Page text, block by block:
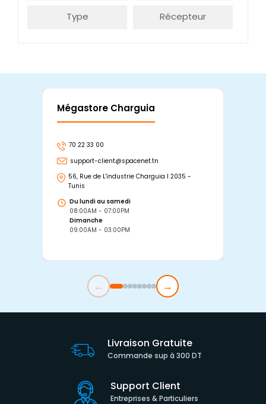
Type Récepteur
Mégastore Charguia
70 22 33 00
support-client@spacenet.tn
56, Rue de L'industrie Charguia I 2035 -
Tunis
Du lundi au samedi
08:00AM - 07:00PM
Dimanche
09:00AM - 03:00PM
← →
Livraison Gratuite
Commande sup à 300 DT
Support Client
Entreprises & Particuliers